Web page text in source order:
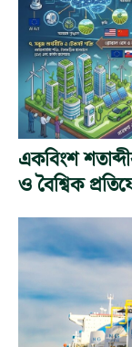
একবিংশ
ও বৈশ্বিক